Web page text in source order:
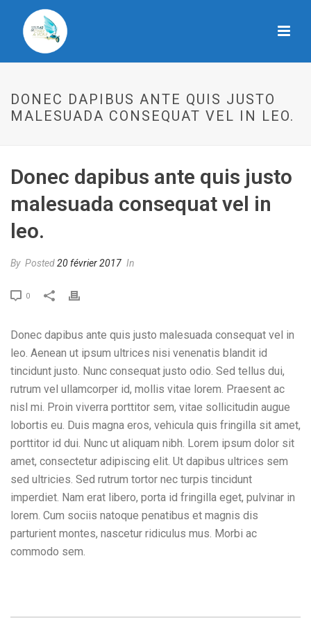
DONEC DAPIBUS ANTE QUIS JUSTO
MALESUADA CONSEQUAT VEL IN LEO.
Donec dapibus ante quis justo
malesuada consequat vel in
leo.
By Posted20 février 2017 In
0
Donec dapibus ante quis justo malesuada consequat vel in
leo. Aenean ut ipsum ultrices nisi venenatis blandit id
tincidunt justo. Nunc consequat justo odio. Sed tellus dui,
rutrum vel ullamcorper id, mollis vitae lorem. Praesent ac
nisl mi. Proin viverra porttitor sem, vitae sollicitudin augue
lobortis eu. Duis magna eros, vehicula quis fringilla sit amet,
porttitor id dui. Nunc ut aliquam nibh. Lorem ipsum dolor sit
amet, consectetur adipiscing elit. Ut dapibus ultrices sem
sed ultricies. Sed rutrum tortor nec turpis tincidunt
imperdiet. Nam erat libero, porta id fringilla eget, pulvinar in
lorem. Cum sociis natoque penatibus et magnis dis
parturient montes, nascetur ridiculus mus. Morbi ac
commodo sem.